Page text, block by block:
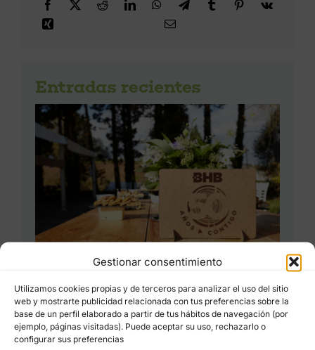
Gestionar consentimiento
Utilizamos cookies propias y de terceros para analizar el uso del sitio
web y mostrarte publicidad relacionada con tus preferencias sobre la
base de un perfil elaborado a partir de tus hábitos de navegación (por
ejemplo, páginas visitadas). Puede aceptar su uso, rechazarlo o
configurar sus preferencias
Entradas recientes
17/11/2025